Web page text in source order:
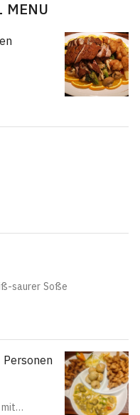
MENU
saurer Soße
sauce